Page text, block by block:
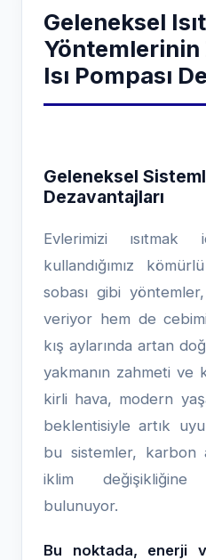
Geleneksel
Yöntemlerinin
Isı Pompası
Geleneksel
Dezavantajları
Evlerimizi ısıtmak
kullandığımız
sobası gibi
veriyor hem de
kış aylarında artan
yakmanın zahmeti ve
kirli hava, modern
beklentisiyle artık
bu sistemler, karbon
iklim değişikliğine
bulunuyor.
Bu noktada, enerji